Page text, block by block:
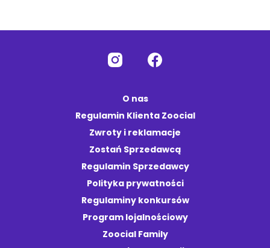
O nas
Regulamin Klienta Zoocial
Zwroty i reklamacje
Zostań Sprzedawcą
Regulamin Sprzedawcy
Polityka prywatności
Regulaminy konkursów
Program lojalnościowy
Zoocial Family